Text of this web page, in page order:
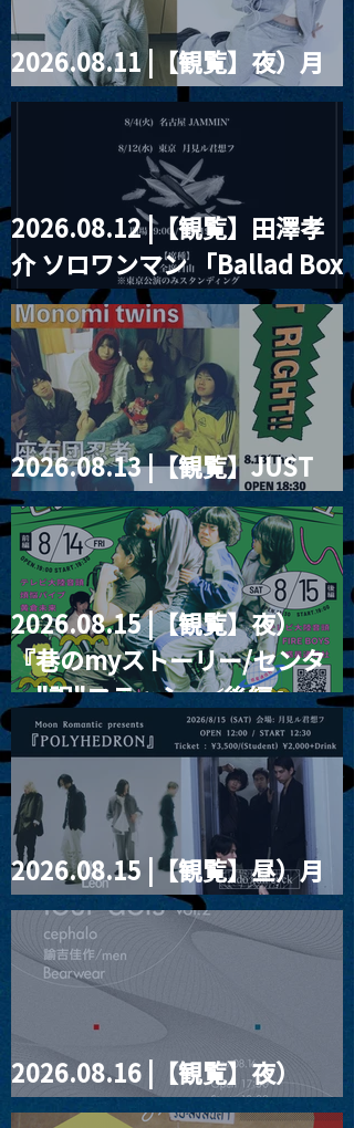
2026.08.11 |【観覧】夜）月
見ル君想フpre. Sugar Shock
2026.08.12 |【観覧】田澤孝
介 ソロワンマン 「Ballad Box
2026」
2026.08.13 |【観覧】JUST
RIGHT!! vol.26
2026.08.15 |【観覧】夜）
『巷のmyストーリー/センタ
ー"訳"フラッシュ⚡️後編』
2026.08.15 |【観覧】昼）月
見ルpre.『POLYHEDRON』
2026.08.16 |【観覧】夜）
four dots vol.2